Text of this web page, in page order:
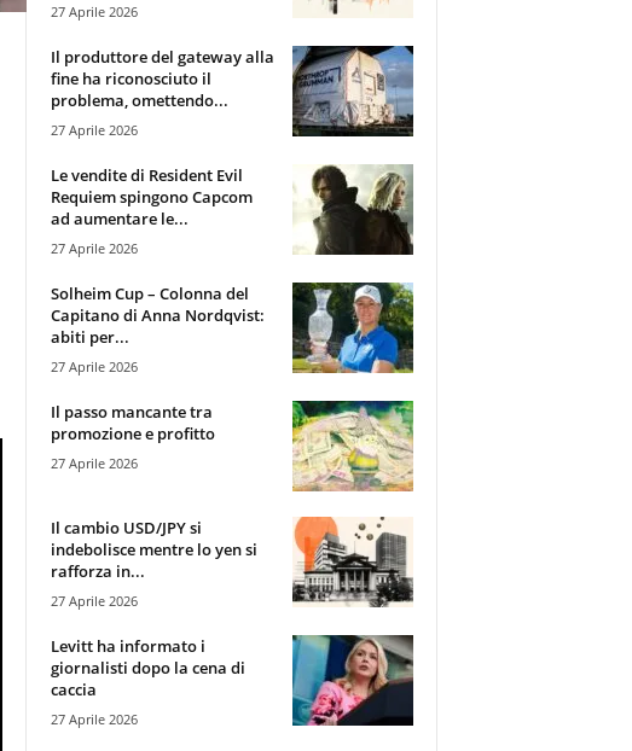
27 Aprile 2026
Il produttore del gateway alla
fine ha riconosciuto il
problema, omettendo...
27 Aprile 2026
Le vendite di Resident Evil
Requiem spingono Capcom
ad aumentare le...
27 Aprile 2026
Solheim Cup – Colonna del
Capitano di Anna Nordqvist:
abiti per...
27 Aprile 2026
Il passo mancante tra
promozione e profitto
27 Aprile 2026
Il cambio USD/JPY si
indebolisce mentre lo yen si
rafforza in...
27 Aprile 2026
Levitt ha informato i
giornalisti dopo la cena di
caccia
27 Aprile 2026